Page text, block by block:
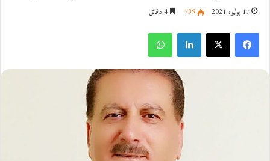
17 يوليو، 2021 739
فيسبوك